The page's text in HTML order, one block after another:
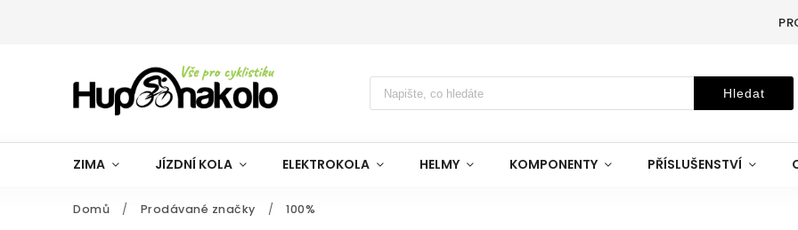
Hledat
ZIMA JÍZDNÍ KOLA ELEKTROKOLA HELMY KOMPONENTY PŘÍSLUŠENSTVÍ
Domů / Prodávané značky / 100%